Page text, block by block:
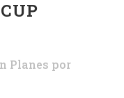
Planes por